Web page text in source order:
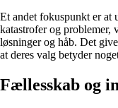
Et andet fokuspunkt er at
katastrofer og
løsninger og håb. Det
at deres valg betyder
Fællesskab og